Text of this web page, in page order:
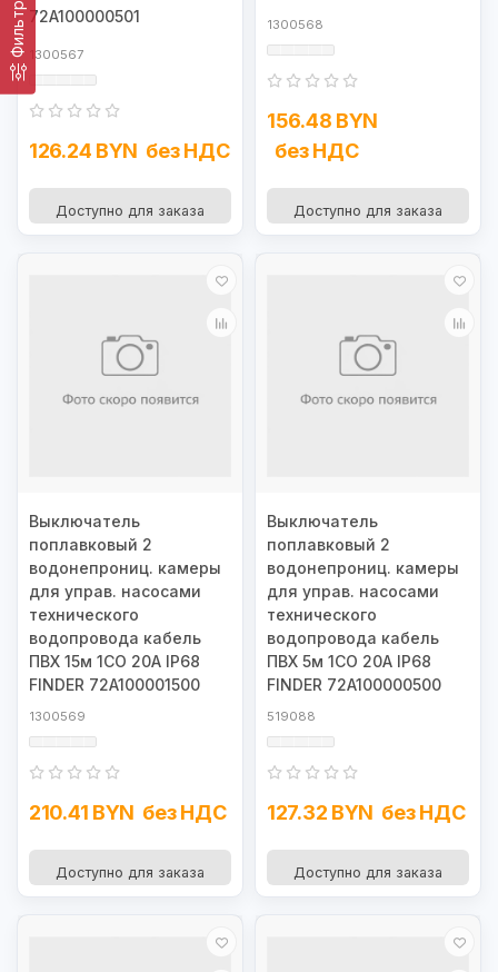
Фильтр72A100000501
1300567
126.24 BYN без НДС
Доступно для заказа
1300568
156.48 BYN
без НДС
Доступно для заказа
Выключатель
поплавковый 2
водонепрониц. камеры
для управ. насосами
технического
водопровода кабель
ПВХ 15м 1CO 20А IP68
FINDER 72A100001500
1300569
210.41 BYN без НДС
Доступно для заказа
Выключатель
поплавковый 2
водонепрониц. камеры
для управ. насосами
технического
водопровода кабель
ПВХ 5м 1СО 20А IP68
FINDER 72A100000500
519088
127.32 BYN без НДС
Доступно для заказа